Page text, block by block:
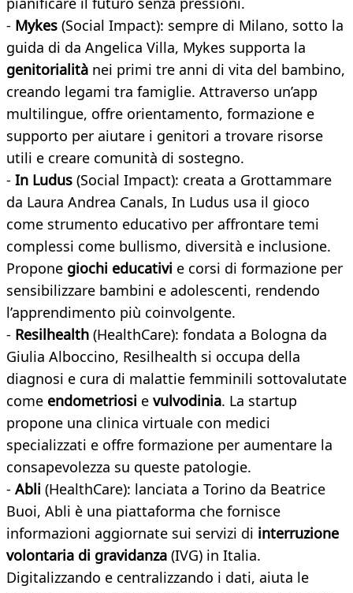
- Mykes (Social Impact): sempre di Milano, sotto la
guida di da Angelica Villa, Mykes supporta la
genitorialità nei primi tre anni di vita del bambino,
creando legami tra famiglie. Attraverso un’app
multilingue, offre orientamento, formazione e
supporto per aiutare i genitori a trovare risorse
utili e creare comunità di sostegno.
- In Ludus (Social Impact): creata a Grottammare
da Laura Andrea Canals, In Ludus usa il gioco
come strumento educativo per affrontare temi
complessi come bullismo, diversità e inclusione.
Propone giochi educativi e corsi di formazione per
sensibilizzare bambini e adolescenti, rendendo
l’apprendimento più coinvolgente.
- Resilhealth (HealthCare): fondata a Bologna da
Giulia Alboccino, Resilhealth si occupa della
diagnosi e cura di malattie femminili sottovalutate
come endometriosi e vulvodinia. La startup
propone una clinica virtuale con medici
specializzati e offre formazione per aumentare la
consapevolezza su queste patologie.
- Abli (HealthCare): lanciata a Torino da Beatrice
Buoi, Abli è una piattaforma che fornisce
informazioni aggiornate sui servizi di interruzione
volontaria di gravidanza (IVG) in Italia.
Digitalizzando e centralizzando i dati, aiuta le